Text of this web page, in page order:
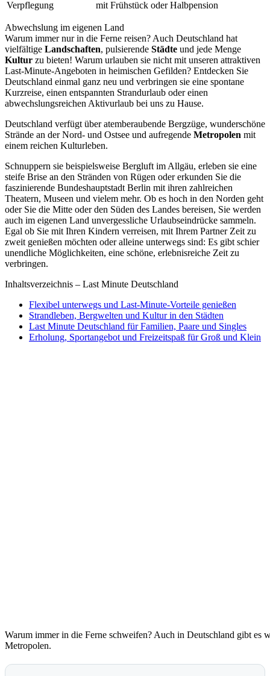
Verpflegung mit Frühstück oder Halbpension
Abwechslung im eigenen Land
Warum immer nur in die Ferne reisen? Auch Deutschland hat
vielfältige Landschaften, pulsierende Städte und jede Menge
Kultur zu bieten! Warum urlauben sie nicht mit unseren attraktiven
Last-Minute-Angeboten in heimischen Gefilden? Entdecken Sie
Deutschland einmal ganz neu und verbringen sie eine spontane
Kurzreise, einen entspannten Strandurlaub oder einen
abwechslungsreichen Aktivurlaub bei uns zu Hause.
Deutschland verfügt über atemberaubende Bergzüge, wunderschöne
Strände an der Nord- und Ostsee und aufregende Metropolen mit
einem reichen Kulturleben.
Schnuppern sie beispielsweise Bergluft im Allgäu, erleben sie eine
steife Brise an den Stränden von Rügen oder erkunden Sie die
faszinierende Bundeshauptstadt Berlin mit ihren zahlreichen
Theatern, Museen und vielem mehr. Ob es hoch in den Norden geht
oder Sie die Mitte oder den Süden des Landes bereisen, Sie werden
auch im eigenen Land unvergessliche Urlaubseindrücke sammeln.
Egal ob Sie mit Ihren Kindern verreisen, mit Ihrem Partner Zeit zu
zweit genießen möchten oder alleine unterwegs sind: Es gibt schier
unendliche Möglichkeiten, eine schöne, erlebnisreiche Zeit zu
verbringen.
Inhaltsverzeichnis – Last Minute Deutschland
Flexibel unterwegs und Last-Minute-Vorteile genießen
Strandleben, Bergwelten und Kultur in den Städten
Last Minute Deutschland für Familien, Paare und Singles
Erholung, Sportangebot und Freizeitspaß für Groß und Klein
Warum immer in die Ferne schweifen? Auch in Deutschland gibt es
Metropolen.